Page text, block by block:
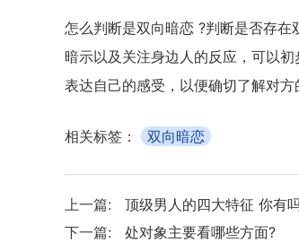
怎么判断是双向暗恋 ?判断是否存
暗示以及关注身边人的反应，可以
表达自己的感受，以便确切了解对方
相关标签： 双向暗恋
上一篇:
顶级男人的四大特征 你有
下一篇:
处对象主要看哪些方面?